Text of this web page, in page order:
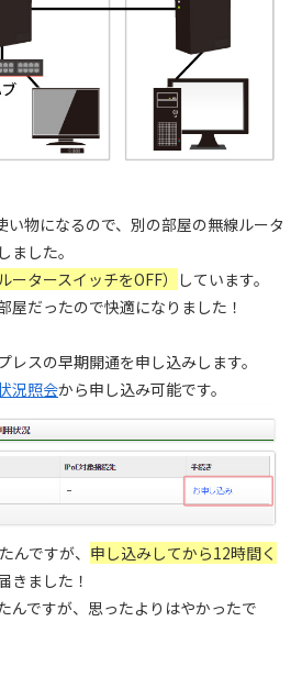
物になるので、別の部屋の無線ルータ
ました。
タースイッチをOFF）
しています。
屋だったので快適になりました！
レスの早期開通を申し込みします。
況照会から申し込み可能です。
んですが、 申し込みしてから12時間く
きました！
んですが、思ったよりはやかったで